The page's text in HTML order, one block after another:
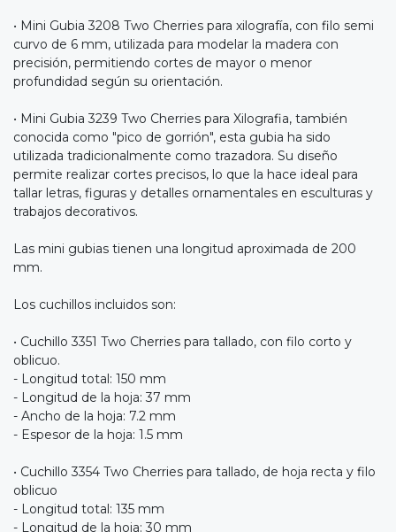
• Mini Gubia 3208 Two Cherries para xilografía, con filo semi
curvo de 6 mm, utilizada para modelar la madera con
precisión, permitiendo cortes de mayor o menor
profundidad según su orientación.
• Mini Gubia 3239 Two Cherries para Xilografia, también
conocida como "pico de gorrión", esta gubia ha sido
utilizada tradicionalmente como trazadora. Su diseño
permite realizar cortes precisos, lo que la hace ideal para
tallar letras, figuras y detalles ornamentales en esculturas y
trabajos decorativos.
Las mini gubias tienen una longitud aproximada de 200
mm.
Los cuchillos incluidos son:
• Cuchillo 3351 Two Cherries para tallado, con filo corto y
oblicuo.
- Longitud total: 150 mm
- Longitud de la hoja: 37 mm
- Ancho de la hoja: 7.2 mm
- Espesor de la hoja: 1.5 mm
• Cuchillo 3354 Two Cherries para tallado, de hoja recta y filo
oblicuo
- Longitud total: 135 mm
- Longitud de la hoja: 30 mm